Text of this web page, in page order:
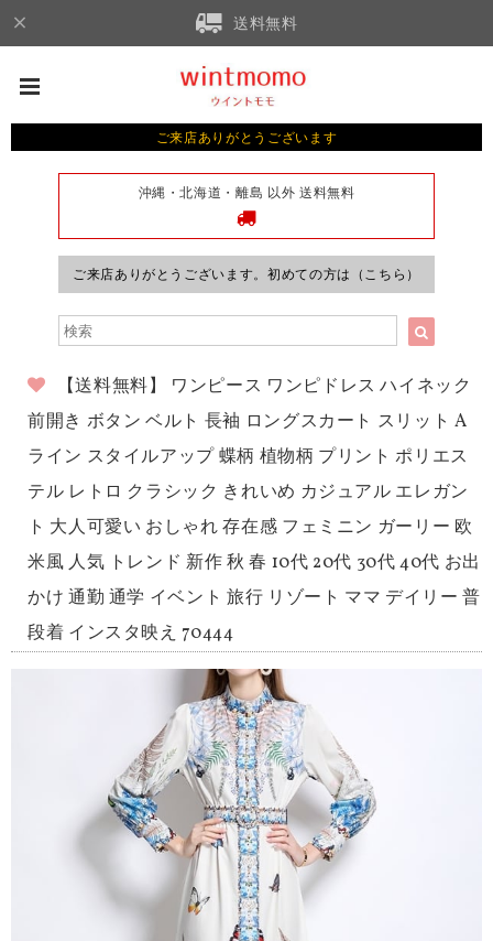
送料無料
ご来店ありがとうございます
沖縄・北海道・離島 以外 送料無料
ご来店ありがとうございます。初めての方は（こちら）
【送料無料】 ワンピース ワンピドレス ハイネック
前開き ボタン ベルト 長袖 ロングスカート スリット A
ライン スタイルアップ 蝶柄 植物柄 プリント ポリエス
テル レトロ クラシック きれいめ カジュアル エレガン
ト 大人可愛い おしゃれ 存在感 フェミニン ガーリー 欧
米風 人気 トレンド 新作 秋 春 10代 20代 30代 40代 お出
かけ 通勤 通学 イベント 旅行 リゾート ママ デイリー 普
段着 インスタ映え 70444